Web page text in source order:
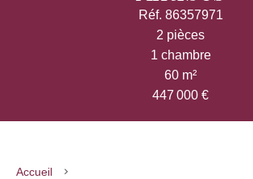
Réf. 86357971
2 pièces
1 chambre
60 m²
447 000 €
Accueil